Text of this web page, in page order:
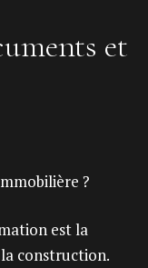
et
?
est la
construction.